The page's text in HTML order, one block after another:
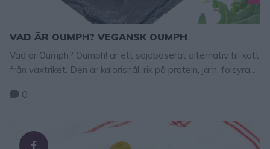
VAD ÄR OUMPH? VEGANSK OUMPH
Vad är Oumph? Oumph! är ett sojabaserat alternativ till kött
från växtriket. Den är kalorisnål, rik på protein, järn, folsyra
tuggkonsistens (liknande mört kött). Oumph kan man med
vegetarianer och köttätare eftersom konsistensen och
smaken tilltalar de flesta. …
0